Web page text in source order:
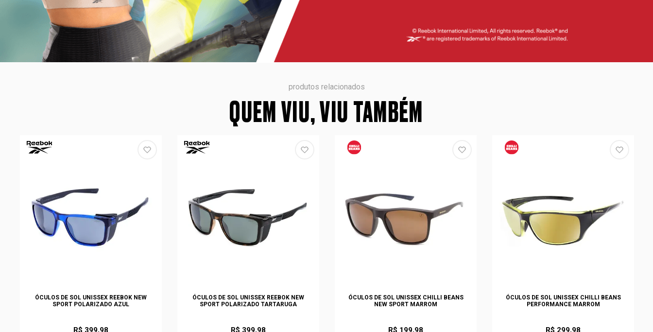
produtos relacionados
QUEM VIU, VIU TAMBÉM
ÓCULOS DE SOL UNISSEX REEBOK NEW
SPORT POLARIZADO AZUL
R$ 399,98
ÓCULOS DE SOL UNISSEX REEBOK NEW
SPORT POLARIZADO TARTARUGA
R$ 399,98
ÓCULOS DE SOL UNISSEX CHILLI BEANS
NEW SPORT MARROM
R$ 199,98
ÓCULOS DE SOL UNISSEX CHILLI BEANS
PERFORMANCE MARROM
R$ 299,98